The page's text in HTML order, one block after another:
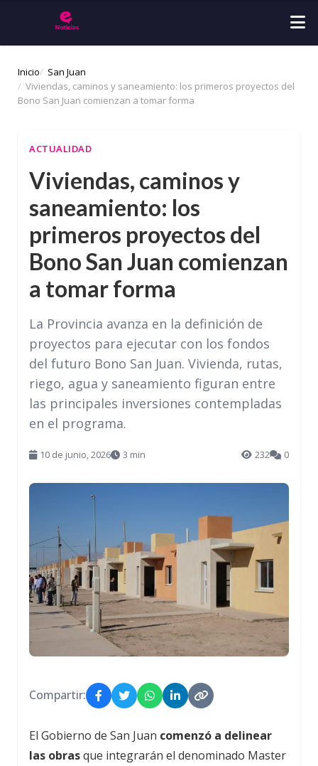
Inicio
San Juan
Viviendas, caminos y saneamiento: los primeros proyectos del
Bono San Juan comienzan a tomar forma
ACTUALIDAD
Viviendas, caminos y
saneamiento: los
primeros proyectos del
Bono San Juan comienzan
a tomar forma
La Provincia avanza en la definición de
proyectos para ejecutar con los fondos
del futuro Bono San Juan. Vivienda, rutas,
riego, agua y saneamiento figuran entre
las principales inversiones contempladas
en el programa.
10 de junio, 2026 3 min 232 0
Compartir:
El Gobierno de San Juan comenzó a delinear
las obrasque integrarán el denominado Master